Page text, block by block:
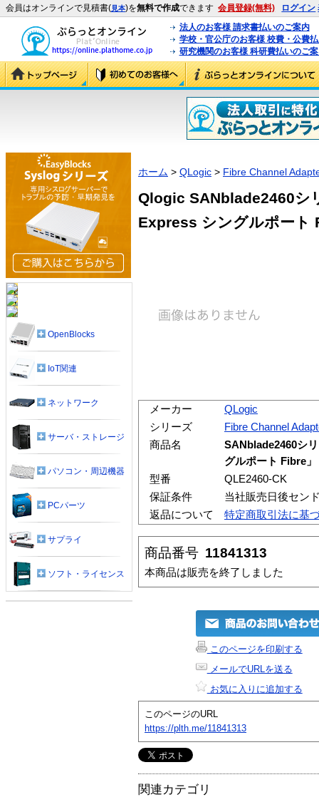
会員はオンラインで見積書(見本)を無料で作成できます 会員登録(無料) ログイン
法人のお客様 請求書払いのご案内
学校・官公庁のお客様 校費・公費
研究機関のお客様 科研費払いのご
ホーム > QLogic > Fibre Channel
Qlogic SANblade2460シ
Express シングルポート
メーカー
QLogic
シリーズ
Fibre Channel
商品名
SANblade2460シ
グルポート Fibre」
型番
QLE2460-CK
保証条件
当社販売日後セン
返品について
特定商取引法に基
商品番号 11841313
本商品は販売を終了しました
このページを印刷する
メールでURLを送る
お気に入りに追加する
このページのURL
https://plth.me/11841313
関連カテゴリ
OpenBlocks
IoT関連
ネットワーク
サーバ・ストレージ
パソコン・周辺機器
PCパーツ
サプライ
ソフト・ライセンス